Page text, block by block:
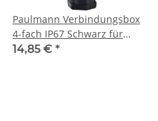
Paulmann Verbindungsbox
4-fach IP67 Schwarz für
Kabeldurchmesser von 6 bis
14,85 € *